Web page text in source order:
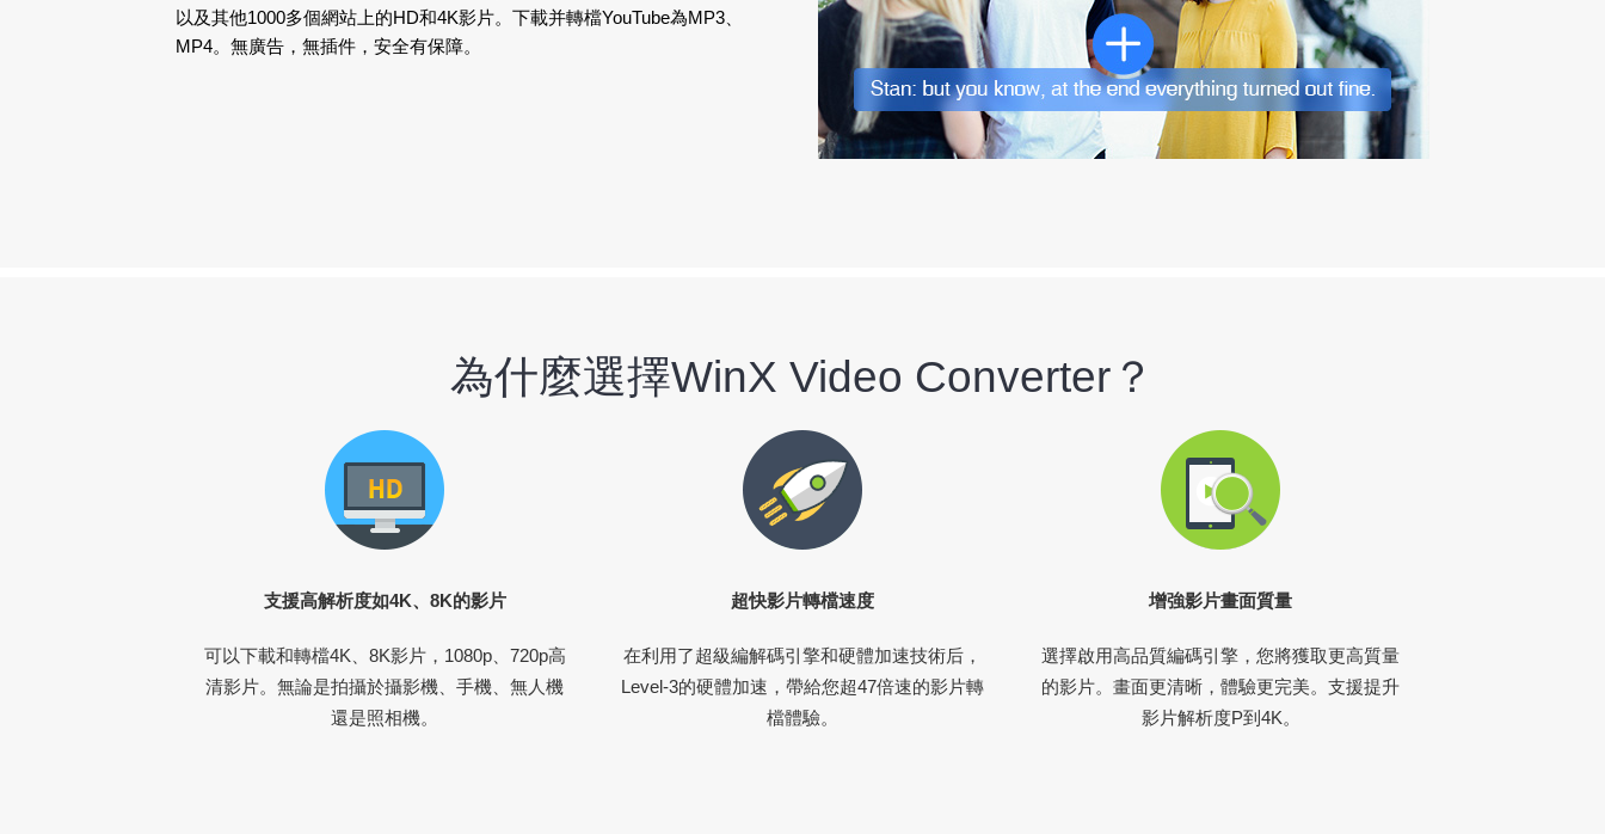
以及其他1000多個網站上的HD和4K影片。下載并轉檔YouTube為MP3、
MP4。無廣告，無插件，安全有保障。
為什麼選擇WinX Video Converter？
支援高解析度如4K、8K的影片
可以下載和轉檔4K、8K影片，1080p、720p高
清影片。無論是拍攝於攝影機、手機、無人機
還是照相機。
超快影片轉檔速度
在利用了超級編解碼引擎和硬體加速技術后，
Level-3的硬體加速，帶給您超47倍速的影片轉
檔體驗。
增強影片畫面質量
選擇啟用高品質編碼引擎，您將獲取更高質量
的影片。畫面更清晰，體驗更完美。支援提升
影片解析度P到4K。